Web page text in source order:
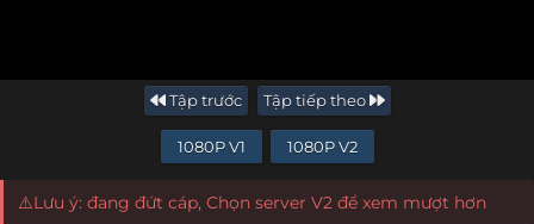
Tập trước Tập tiếp theo
1080P V1 1080P V2
⚠️Lưu ý: đang đứt cáp, Chọn server V2 để xem mượt hơn